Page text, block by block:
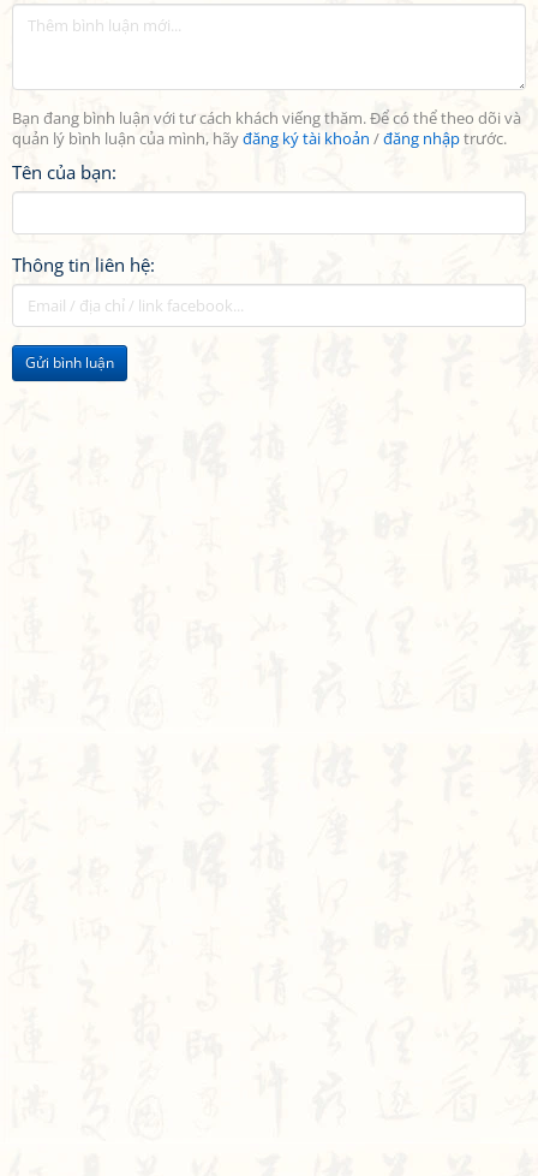
Bạn đang bình luận với tư cách khách viếng thăm. Để có thể theo dõi và
quản lý bình luận của mình, hãyđăng ký tài khoản /đăng nhậptrước.
Tên của bạn:
Thông tin liên hệ:
Gửi bình luận